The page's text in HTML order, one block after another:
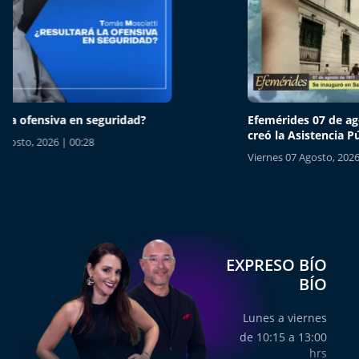
Del Fin del Mundo
Deportes
Conexión Digital
La Ruta del Pulsar
Sesiones Dieciocheras
Expreso PM
Conecta Vida
Efemérides 07 de agosto de 1911: se
creó la Asistencia Pública de Santiago
Los
de la
Jueves
EXPRESO BÍO
BÍO
Lunes a viernes
de 10:15 a 13:00
hrs